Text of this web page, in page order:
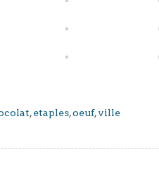
,etaples,oeuf,ville